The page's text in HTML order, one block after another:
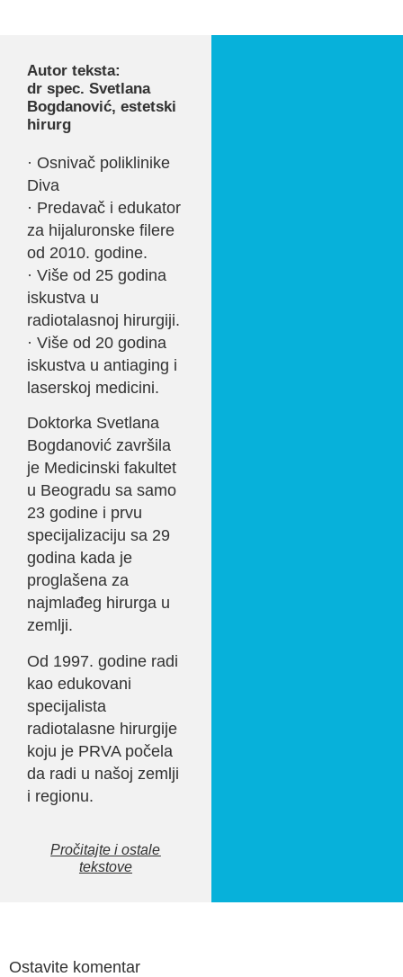
Autor teksta:
dr spec. Svetlana
Bogdanović, estetski
hirurg
· Osnivač poliklinike
Diva
· Predavač i edukator
za hijaluronske filere
od 2010. godine.
· Više od 25 godina
iskustva u
radiotalasnoj hirurgiji.
· Više od 20 godina
iskustva u antiaging i
laserskoj medicini.
Doktorka Svetlana
Bogdanović završila
je Medicinski fakultet
u Beogradu sa samo
23 godine i prvu
specijalizaciju sa 29
godina kada je
proglašena za
najmlađeg hirurga u
zemlji.
Od 1997. godine radi
kao edukovani
specijalista
radiotalasne hirurgije
koju je PRVA počela
da radi u našoj zemlji
i regionu.
Pročitajte i ostale
tekstove
Ostavite komentar